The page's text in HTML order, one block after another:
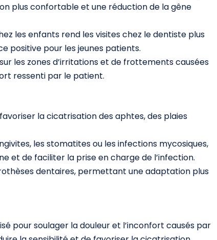
plus confortable et une réduction de la gêne
les enfants rend les visites chez le dentiste plus
positive pour les jeunes patients.
les zones d’irritations et de frottements causées
ressenti par le patient.
la cicatrisation des aphtes, des plaies
les stomatites ou les infections mycosiques,
et de faciliter la prise en charge de l’infection.
dentaires, permettant une adaptation plus
pour soulager la douleur et l’inconfort causés par